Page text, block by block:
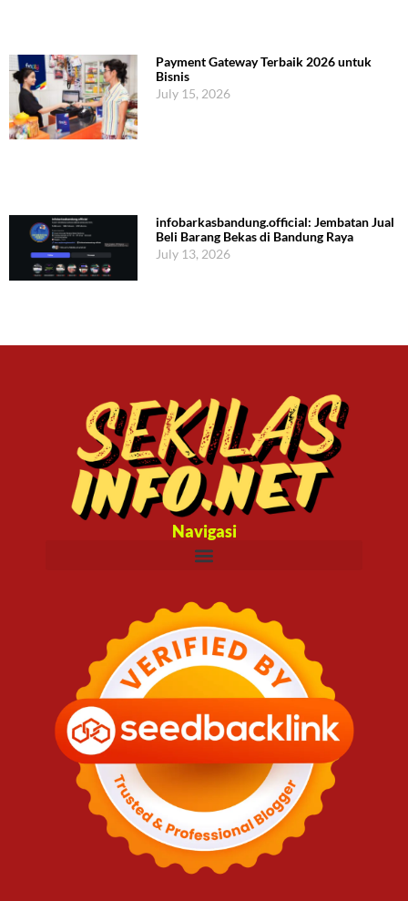
Payment Gateway Terbaik 2026 untuk
Bisnis
July 15, 2026
infobarkasbandung.official: Jembatan Jual
Beli Barang Bekas di Bandung Raya
July 13, 2026
Navigasi